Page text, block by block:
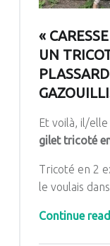
«
UN
Et voilà, il/elle
gilet tricoté
Tricoté en 2
le voulais
Continue